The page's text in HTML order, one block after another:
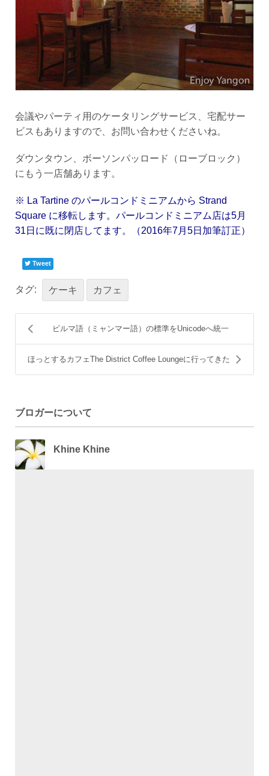
会議やパーティ用のケータリングサービス、宅配サー
ビスもありますので、お問い合わせくださいね。
ダウンタウン、ボーソンパッロード（ローブロック）
にもう一店舗あります。
※ La Tartine のパールコンドミニアムから Strand
Square に移転します。パールコンドミニアム店は5月
31日に既に閉店してます。（2016年7月5日加筆訂正）
Tweet
タグ: ケーキ カフェ
ビルマ語（ミャンマー語）の標準をUnicodeへ統一
ほっとするカフェThe District Coffee Loungeに行ってきた
ブロガーについて
Khine Khine